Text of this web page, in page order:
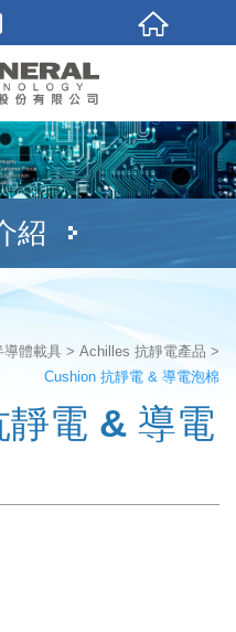
紹
導體載具
Achilles 抗靜電產品
Cushion 抗靜電 & 導電泡棉
電 & 導電